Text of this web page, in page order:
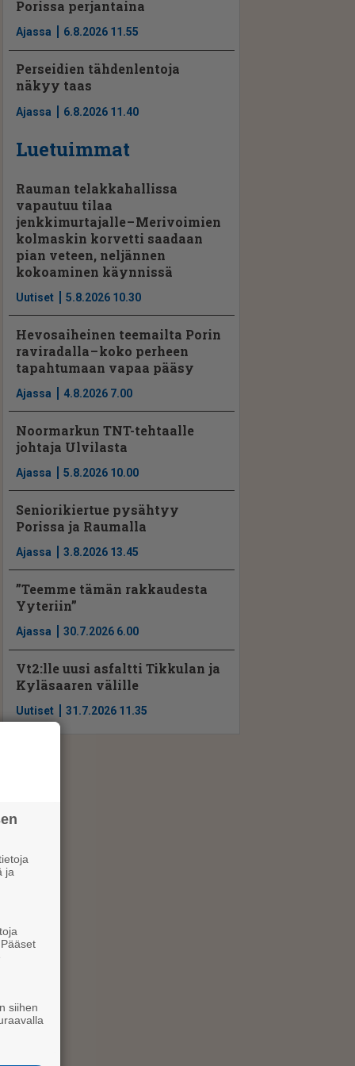
Porissa perjantaina
Ajassa 6.8.2026 11.55
Perseidien tähdenlentoja
näkyy taas
Ajassa 6.8.2026 11.40
Luetuimmat
Rauman telakkahallissa
vapautuu tilaa
jenkkimurtajalle – Merivoimien
kolmaskin korvetti saadaan
pian veteen, neljännen
kokoaminen käynnissä
Uutiset 5.8.2026 10.30
Hevosaiheinen teemailta Porin
raviradalla – koko perheen
tapahtumaan vapaa pääsy
Ajassa 4.8.2026 7.00
Noormarkun TNT-tehtaalle
johtaja Ulvilasta
Ajassa 5.8.2026 10.00
Seniorikiertue pysähtyy
Porissa ja Raumalla
Ajassa 3.8.2026 13.45
”Teemme tämän rakkaudesta
Yyteriin”
Ajassa 30.7.2026 6.00
Vt2:lle uusi asfaltti Tikkulan ja
Kyläsaaren välille
Uutiset 31.7.2026 11.35
ja
siihen